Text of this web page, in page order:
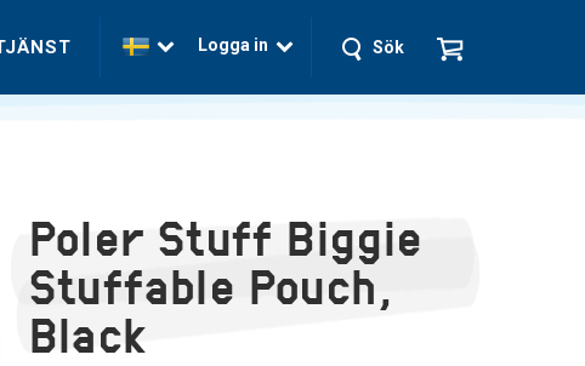
Logga in Sök
Poler Stuff Biggie
Stuffable Pouch,
Black